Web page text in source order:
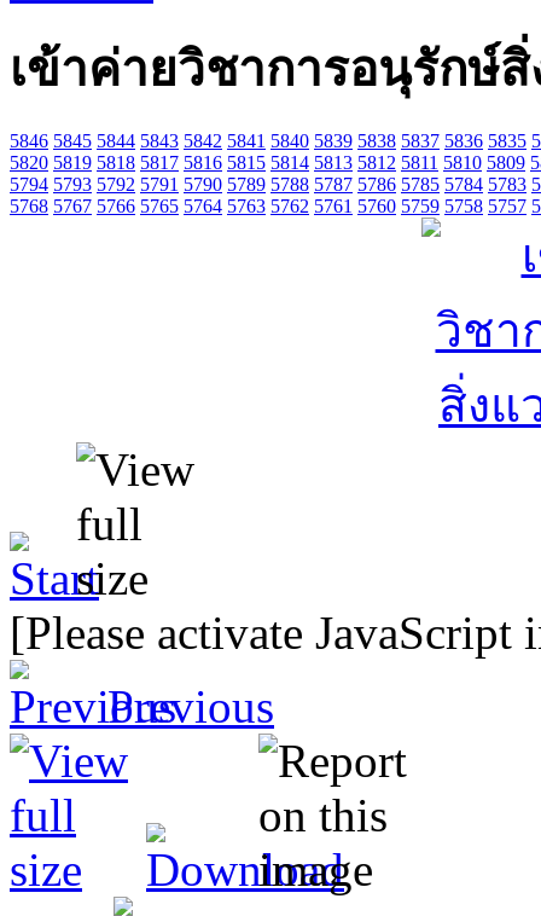
เข้าค่ายวิชาการอนุรักษ์
5846 5845 5844 5843 5842 5841 5840 5839 5838 5837 5836 5835
5820 5819 5818 5817 5816 5815 5814 5813 5812 5811 5810 5809
5794 5793 5792 5791 5790 5789 5788 5787 5786 5785 5784 5783
5768 5767 5766 5765 5764 5763 5762 5761 5760 5759 5758 5757
[Please activate
Previous